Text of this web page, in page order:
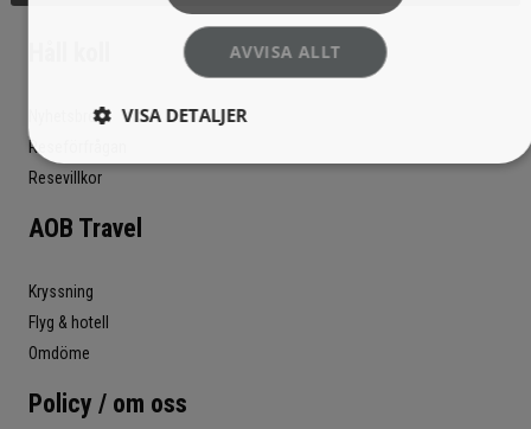
Nyhetsbrev
Reseförfrågan
Resevillkor
AOB Travel
Kryssning
Flyg & hotell
Omdöme
Policy / om oss
AVVISA ALLT
VISA DETALJER